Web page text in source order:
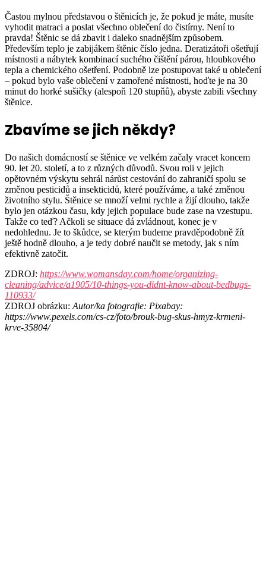
Častou mylnou představou o štěnicích je, že pokud je máte, musíte
vyhodit matraci a poslat všechno oblečení do čistírny. Není to
pravda! Štěnic se dá zbavit i daleko snadnějším způsobem.
Především teplo je zabijákem štěnic číslo jedna. Deratizátoři ošetřují
místnosti a nábytek kombinací suchého čištění párou, hloubkového
tepla a chemického ošetření. Podobně lze postupovat také u oblečení
– pokud bylo vaše oblečení v zamořené místnosti, hoďte je na 30
minut do horké sušičky (alespoň 120 stupňů), abyste zabili všechny
štěnice.
Zbavíme se jich někdy?
Do našich domácností se štěnice ve velkém začaly vracet koncem
90. let 20. století, a to z různých důvodů. Svou roli v jejich
opětovném výskytu sehrál nárůst cestování do zahraničí spolu se
změnou pesticidů a insekticidů, které používáme, a také změnou
životního stylu. Štěnice se množí velmi rychle a žijí dlouho, takže
bylo jen otázkou času, kdy jejich populace bude zase na vzestupu.
Takže co teď? Ačkoli se situace dá zvládnout, konec je v
nedohlednu. Je to škůdce, se kterým budeme pravděpodobně žít
ještě hodně dlouho, a je tedy dobré naučit se metody, jak s ním
efektivně zatočit.
ZDROJ: https://www.womansday.com/home/organizing-
cleaning/advice/a1905/10-things-you-didnt-know-about-bedbugs-
110933/
ZDROJ obrázku: Autor/ka fotografie: Pixabay:
https://www.pexels.com/cs-cz/foto/brouk-bug-skus-hmyz-krmeni-
krve-35804/